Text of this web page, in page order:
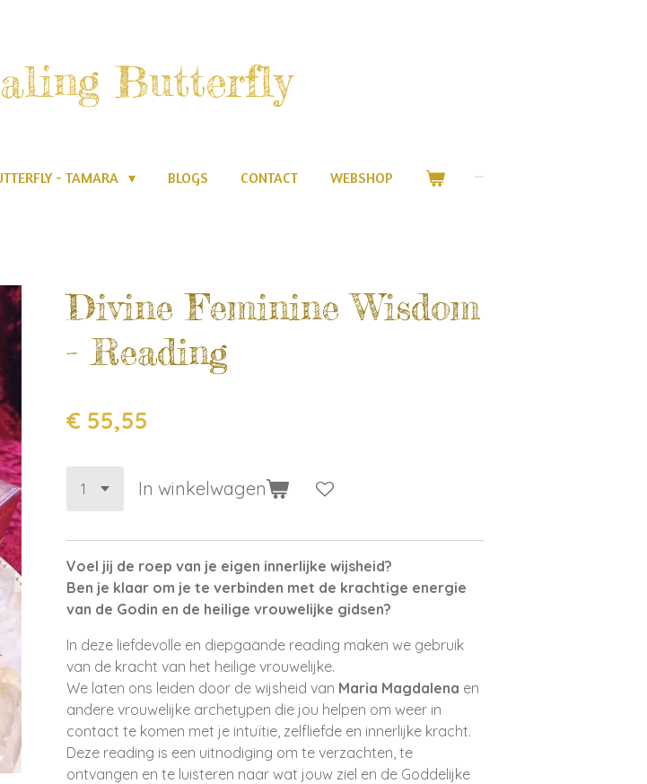
Butterfly
- TAMARA BLOGS CONTACT WEBSHOP
Divine Feminine Wisdom
- Reading
€ 55,55
In winkelwagen
Voel jij de roep van je eigen innerlijke wijsheid?
Ben je klaar om je te verbinden met de krachtige energie
van de Godin en de heilige vrouwelijke gidsen?
In deze liefdevolle en diepgaande reading maken we gebruik
van de kracht van het heilige vrouwelijke.
We laten ons leiden door de wijsheid van Maria Magdalena en
andere vrouwelijke archetypen die jou helpen om weer in
contact te komen met je intuïtie, zelfliefde en innerlijke kracht.
Deze reading is een uitnodiging om te verzachten, te
ontvangen en te luisteren naar wat jouw ziel en de Goddelijke